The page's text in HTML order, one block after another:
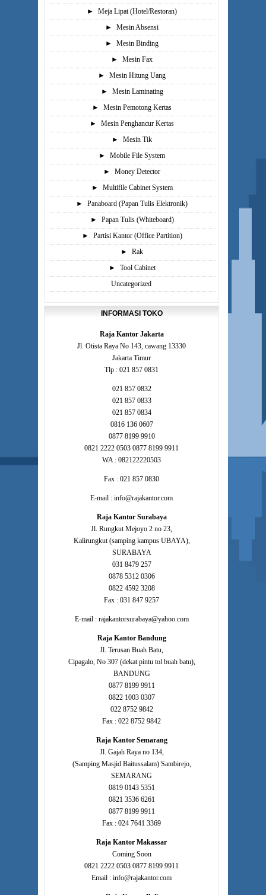
►
Meja Lipat (Hotel/Restoran)
►
Mesin Absensi
►
Mesin Binding
►
Mesin Fax
►
Mesin Hitung Uang
►
Mesin Laminating
►
Mesin Pemotong Kertas
►
Mesin Penghancur Kertas
►
Mesin Tik
►
Mobile File System
►
Money Detector
►
Multifile Cabinet System
►
Panaboard (Papan Tulis Elektronik)
►
Papan Tulis (Whiteboard)
►
Partisi Kantor (Office Partition)
►
Rak
►
Tool Cabinet
Uncategorized
INFORMASI TOKO
Raja Kantor Jakarta
Jl. Otista Raya No 143, cawang 13330
Jakarta Timur
Tlp : 021 857 0831
021 857 0832
021 857 0833
021 857 0834
0816 136 0607
0877 8199 9910
0821 2222 0503 0877 8199 9911
WA : 082122220503
Fax : 021 857 0830
E-mail : info@rajakantor.com
Raja Kantor Surabaya
Jl. Rungkut Mejoyo 2 no 23,
Kalirungkut (samping kampus UBAYA),
SURABAYA
031 8479 257
0878 5312 0306
0822 4592 3208
Fax : 031 847 9257
E-mail : rajakantorsurabaya@yahoo.com
Raja Kantor Bandung
Jl. Terusan Buah Batu,
Cipagalo, No 307 (dekat pintu tol buah batu),
BANDUNG
0877 8199 9911
0822 1003 0307
022 8752 9842
Fax : 022 8752 9842
Raja Kantor Semarang
Jl. Gajah Raya no 134,
(Samping Masjid Baitussalam) Sambirejo,
SEMARANG
0819 0143 5351
0821 3536 6261
0877 8199 9911
Fax : 024 7641 3369
Raja Kantor Makassar
Coming Soon
0821 2222 0503 0877 8199 9911
Email : info@rajakantor.com